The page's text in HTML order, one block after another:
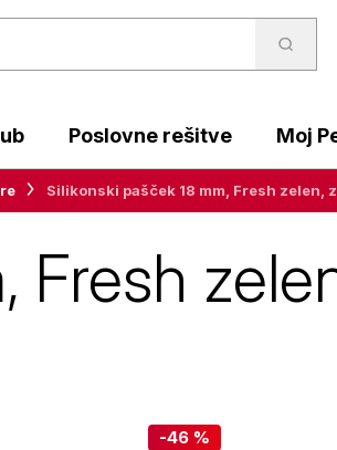
Poslovne rešitve Moj
Silikonski pašček 18 mm, Fresh zelen,
Fresh
-46 %